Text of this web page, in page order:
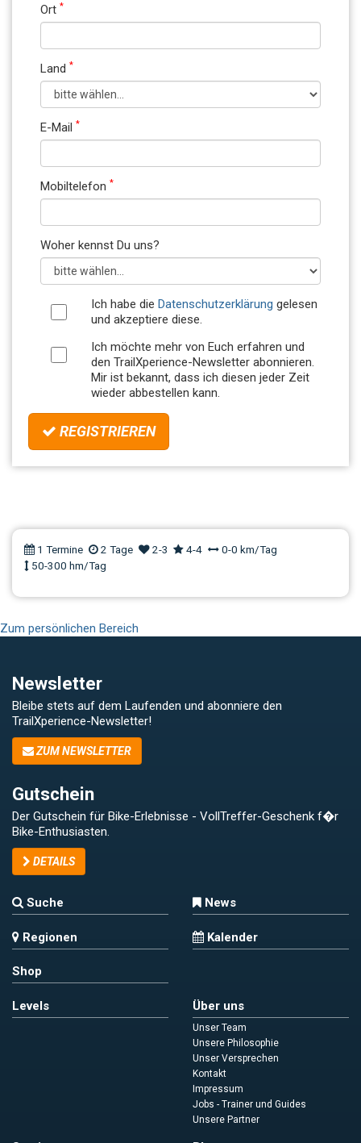
Ort *
Land *
E-Mail *
Mobiltelefon *
Woher kennst Du uns?
Ich habe die Datenschutzerklärung gelesen
und akzeptiere diese.
Ich möchte mehr von Euch erfahren und
den TrailXperience-Newsletter abonnieren.
Mir ist bekannt, dass ich diesen jeder Zeit
wieder abbestellen kann.
REGISTRIEREN
1 Termine 2 Tage 2-3 4-4
0-0 km/Tag
50-300 hm/Tag
Zum persönlichen Bereich
Newsletter
Bleibe stets auf dem Laufenden und abonniere den
TrailXperience-Newsletter!
ZUM NEWSLETTER
Gutschein
Der Gutschein für Bike-Erlebnisse - VollTreffer-Geschenk f�r
Bike-Enthusiasten.
DETAILS
Suche News
Regionen Kalender
Shop
Levels Über uns
Unser Team
Unsere Philosophie
Unser Versprechen
Kontakt
Impressum
Jobs - Trainer und Guides
Unsere Partner